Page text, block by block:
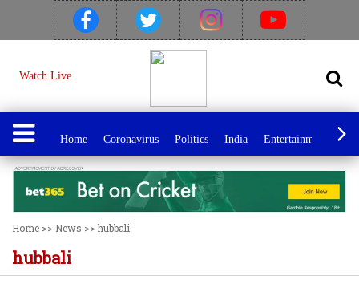
Watch Live
Home Coronavirus Politics India Entertainment
Home >> News >> hubbali
hubbali